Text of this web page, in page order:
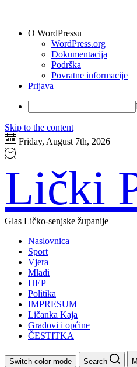
O WordPressu
WordPress.org
Dokumentacija
Podrška
Povratne informacije
Prijava
Skip to the content
Friday, August 7th, 2026
Lički
Glas Ličko-senjske županije
Naslovnica
Sport
Vjera
Mladi
HEP
Politika
IMPRESUM
Ličanka Kaja
Gradovi i općine
ČESTITKA
Switch color mode Search